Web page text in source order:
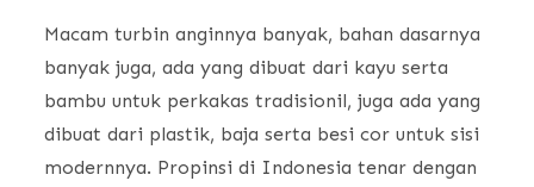
Macam turbin anginnya banyak, bahan dasarnya
banyak juga, ada yang dibuat dari kayu serta
bambu untuk perkakas tradisionil, juga ada yang
dibuat dari plastik, baja serta besi cor untuk sisi
modernnya. Propinsi di Indonesia tenar dengan